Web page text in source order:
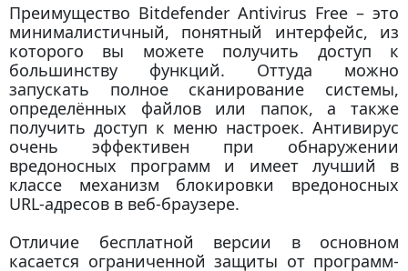
Преимущество Bitdefender Antivirus Free – это
минималистичный, понятный интерфейс, из
которого вы можете получить доступ к
большинству функций. Оттуда можно
запускать полное сканирование системы,
определённых файлов или папок, а также
получить доступ к меню настроек. Антивирус
очень эффективен при обнаружении
вредоносных программ и имеет лучший в
классе механизм блокировки вредоносных
URL-адресов в веб-браузере.
Отличие бесплатной версии в основном
касается ограниченной защиты от программ-